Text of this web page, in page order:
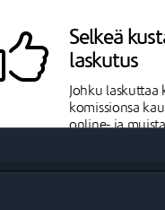
Selkeä
laskutus
Johku laskuttaa
komissionsa
online- ja